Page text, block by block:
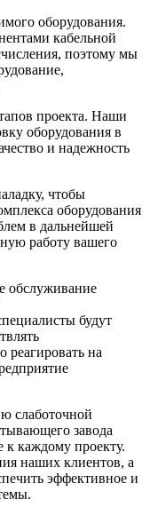
оборудования.
кабельной
поэтому мы
проекта. Наши
оборудования в
и надежность
чтобы
оборудования
в дальнейшей
работу вашего
обслуживание
будут
реагировать на
слаботочной
завода
к каждому проекту.
наших клиентов, а
эффективное и